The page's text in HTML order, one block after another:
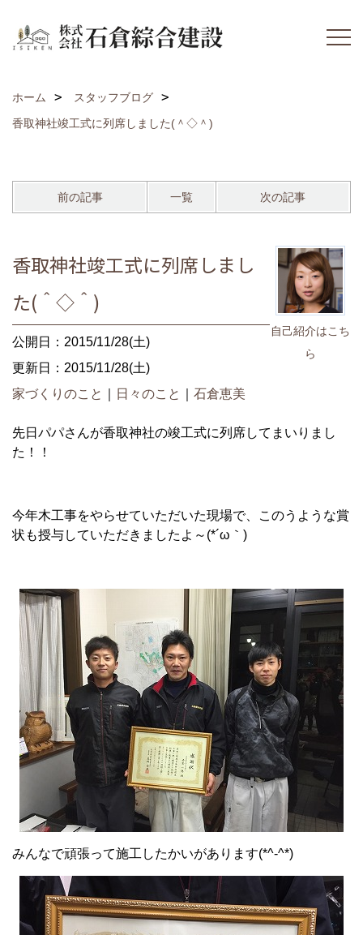
ホーム
スタッフブログ
香取神社竣工式に列席しました(＾◇＾)
前の記事 一覧 次の記事
自己紹介はこち
ら
香取神社竣工式に列席しまし
た(＾◇＾)
公開日：2015/11/28(土)
更新日：2015/11/28(土)
家づくりのこと
日々のこと 石倉恵美
先日パパさんが香取神社の竣工式に列席してまいりまし
た！！
今年木工事をやらせていただいた現場で、このうような賞
状も授与していただきましたよ～(*´ω｀)
みんなで頑張って施工したかいがあります(*^-^*)